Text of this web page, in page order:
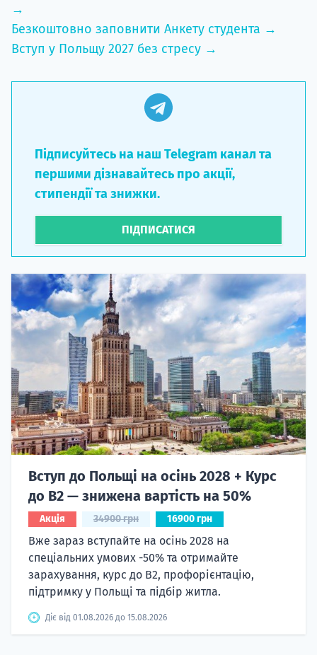
→
Безкоштовно заповнити Анкету студента →
Вступ у Польщу 2027 без стресу →
Підписуйтесь на наш Telegram канал та
першими дізнавайтесь про акції,
стипендії та знижки.
ПІДПИСАТИСЯ
Вступ до Польщі на осінь 2028 + Курс
до B2 — знижена вартість на 50%
Акція 34900 грн 16900 грн
Вже зараз вступайте на осінь 2028 на
спеціальних умових -50% та отримайте
зарахування, курс до B2, профорієнтацію,
підтримку у Польщі та підбір житла.
Діє від 01.08.2026 до 15.08.2026